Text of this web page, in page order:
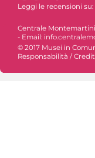
Leggi le recensioni su:
Centrale
- Email:
© 2017 Musei in
Responsabilità /